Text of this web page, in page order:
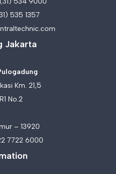
535 1357
Jakarta
Km. 21,5
No.2
– 13920
7722 6000